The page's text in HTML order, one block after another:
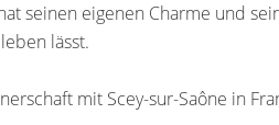
seinen eigenen Charme und
lässt.
mit Scey-sur-Saône in